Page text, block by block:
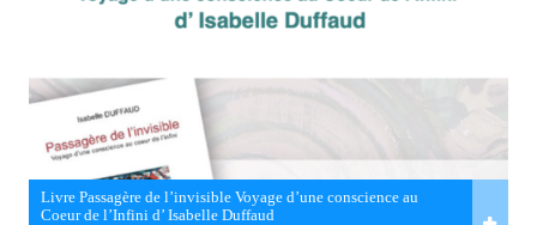
Livre Passagère de l’invisible Voyage d’une conscience au
Coeur de l’Infini d’ Isabelle Duffaud